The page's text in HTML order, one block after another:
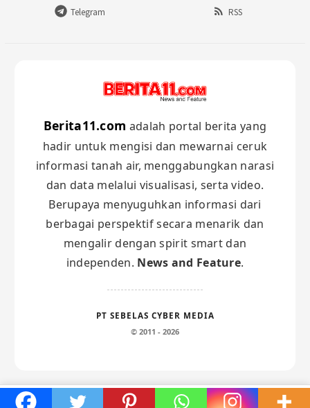
Telegram
RSS
Berita11.com adalah portal berita yang
hadir untuk mengisi dan mewarnai ceruk
informasi tanah air, menggabungkan narasi
dan data melalui visualisasi, serta video.
Berupaya menyuguhkan informasi dari
berbagai perspektif secara menarik dan
mengalir dengan spirit smart dan
independen. News and Feature.
PT SEBELAS CYBER MEDIA
© 2011 - 2026
Maghrib: Subuh: 04:50